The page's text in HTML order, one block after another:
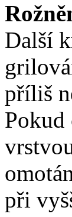
Další
příliš
Pokud
při